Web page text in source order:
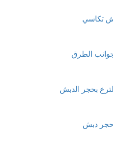
تكاسي
الطرق
بحجر الدبش
دبش